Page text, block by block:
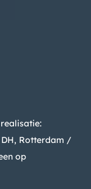
DH, Rotterdam /
op